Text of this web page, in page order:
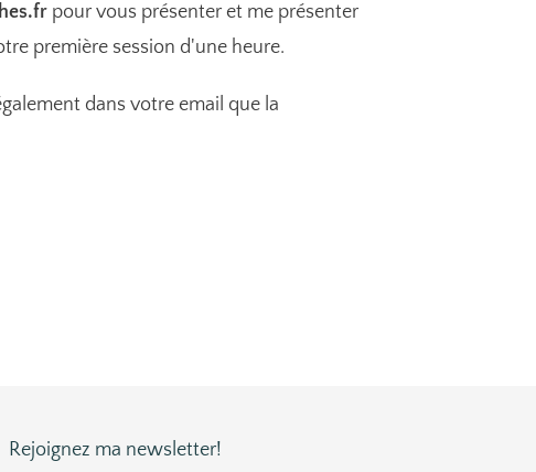
pour vous présenter et me présenter
première session d'une heure.
dans votre email que la
Rejoignez ma newsletter!